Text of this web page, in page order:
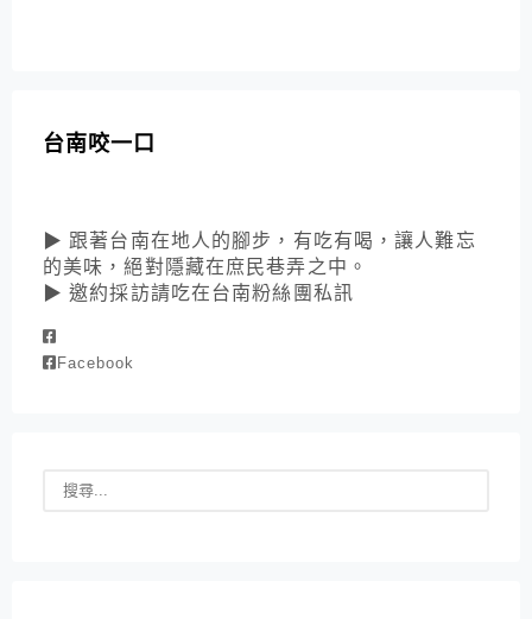
台南咬一口
▶ 跟著台南在地人的腳步，有吃有喝，讓人難忘
的美味，絕對隱藏在庶民巷弄之中。
▶ 邀約採訪請吃在台南粉絲團私訊
Facebook